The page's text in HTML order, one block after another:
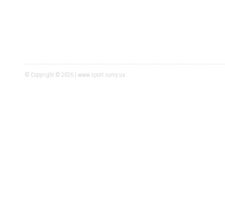
© Copyright © 2026 | www.sport.sumy.ua